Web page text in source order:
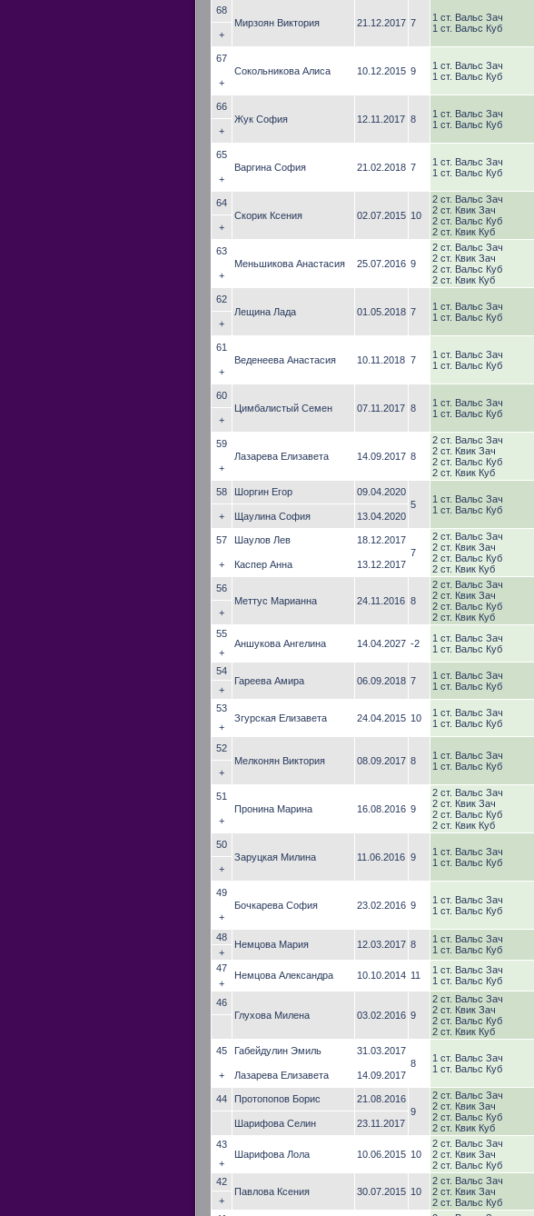
68
Мирзоян Виктория
21.12.2017 7
1 ст. Вальс Зач
1 ст. Вальс Куб
+
67
Сокольникова Алиса
10.12.2015 9
1 ст. Вальс Зач
1 ст. Вальс Куб
+
66
Жук София
12.11.2017 8
1 ст. Вальс Зач
1 ст. Вальс Куб
+
65
Варгина София
21.02.2018 7
1 ст. Вальс Зач
1 ст. Вальс Куб
+
64
Скорик Ксения
02.07.2015 10
2 ст. Вальс Зач
2 ст. Квик Зач
2 ст. Вальс Куб
2 ст. Квик Куб
+
63
Меньшикова Анастасия
25.07.2016 9
2 ст. Вальс Зач
2 ст. Квик Зач
2 ст. Вальс Куб
2 ст. Квик Куб
+
62
Лещина Лада
01.05.2018 7
1 ст. Вальс Зач
1 ст. Вальс Куб
+
61
Веденеева Анастасия
10.11.2018 7
1 ст. Вальс Зач
1 ст. Вальс Куб
+
60
Цимбалистый Семен
07.11.2017 8
1 ст. Вальс Зач
1 ст. Вальс Куб
+
59
Лазарева Елизавета
14.09.2017 8
2 ст. Вальс Зач
2 ст. Квик Зач
2 ст. Вальс Куб
2 ст. Квик Куб
+
58 Шоргин Егор
09.04.2020
5
1 ст. Вальс Зач
1 ст. Вальс Куб
+ Щаулина София 13.04.2020
57 Шаулов Лев
18.12.2017
7
2 ст. Вальс Зач
2 ст. Квик Зач
2 ст. Вальс Куб
2 ст. Квик Куб
+ Каспер Анна 13.12.2017
56
Меттус Марианна
24.11.2016 8
2 ст. Вальс Зач
2 ст. Квик Зач
2 ст. Вальс Куб
2 ст. Квик Куб
+
55
Аншукова Ангелина
14.04.2027 -2
1 ст. Вальс Зач
1 ст. Вальс Куб
+
54
Гареева Амира
06.09.2018 7
1 ст. Вальс Зач
1 ст. Вальс Куб
+
53
Згурская Елизавета
24.04.2015 10
1 ст. Вальс Зач
1 ст. Вальс Куб
+
52
Мелконян Виктория
08.09.2017 8
1 ст. Вальс Зач
1 ст. Вальс Куб
+
51
Пронина Марина
16.08.2016 9
2 ст. Вальс Зач
2 ст. Квик Зач
2 ст. Вальс Куб
2 ст. Квик Куб
+
50
Заруцкая Милина
11.06.2016 9
1 ст. Вальс Зач
1 ст. Вальс Куб
+
49
Бочкарева София
23.02.2016 9
1 ст. Вальс Зач
1 ст. Вальс Куб
+
48
Немцова Мария 12.03.2017 8
1 ст. Вальс Зач
1 ст. Вальс Куб
+
47
Немцова Александра 10.10.2014 11
1 ст. Вальс Зач
1 ст. Вальс Куб
+
46
Глухова Милена
03.02.2016 9
2 ст. Вальс Зач
2 ст. Квик Зач
2 ст. Вальс Куб
2 ст. Квик Куб
45 Габейдулин Эмиль
31.03.2017
8
1 ст. Вальс Зач
1 ст. Вальс Куб
+ Лазарева Елизавета 14.09.2017
44 Протопопов Борис
21.08.2016
9
2 ст. Вальс Зач
2 ст. Квик Зач
2 ст. Вальс Куб
2 ст. Квик Куб
Шарифова Селин 23.11.2017
43
Шарифова Лола
10.06.2015 10
2 ст. Вальс Зач
2 ст. Квик Зач
2 ст. Вальс Куб
+
42
Павлова Ксения
30.07.2015 10
2 ст. Вальс Зач
2 ст. Квик Зач
2 ст. Вальс Куб
+